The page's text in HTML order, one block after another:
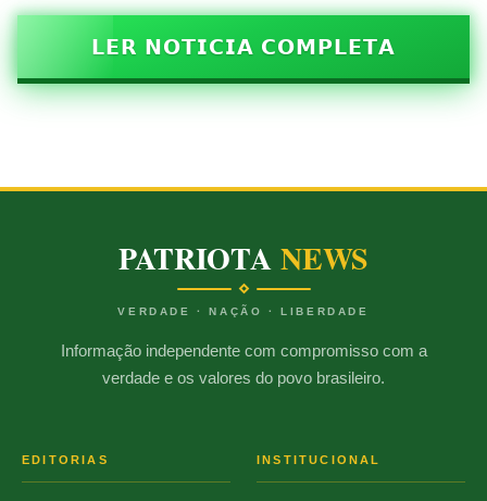
𝗟𝗘𝗥 𝗡𝗢𝗧𝗜𝗖𝗜𝗔 𝗖𝗢𝗠𝗣𝗟𝗘𝗧𝗔
PATRIOTANEWS
VERDADE · NAÇÃO · LIBERDADE
Informação independente com compromisso com a
verdade e os valores do povo brasileiro.
EDITORIAS INSTITUCIONAL